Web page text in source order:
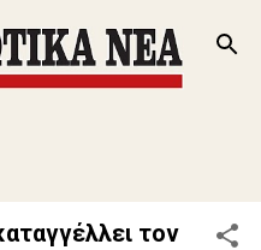
περιεχόμενο
τον